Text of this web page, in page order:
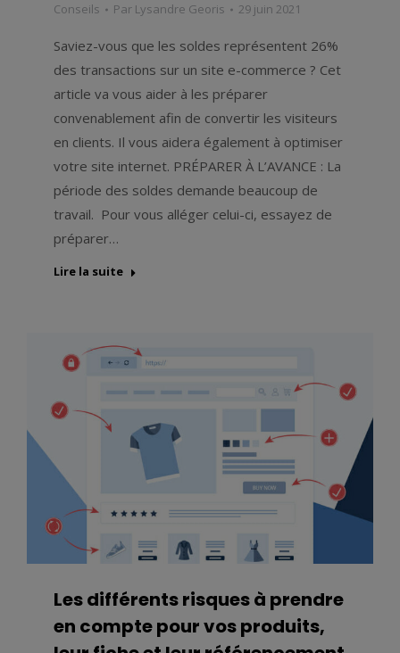
Conseils Par Lysandre Georis 29 juin 2021
Saviez-vous que les soldes représentent 26%
des transactions sur un site e-commerce ? Cet
article va vous aider à les préparer
convenablement afin de convertir les visiteurs
en clients. Il vous aidera également à optimiser
votre site internet. PRÉPARER À L’AVANCE : La
période des soldes demande beaucoup de
travail. Pour vous alléger celui-ci, essayez de
préparer…
Lire la suite
Les différents risques à prendre
en compte pour vos produits,